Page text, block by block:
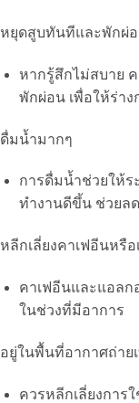
หยุดสูบทันทีและพักผ่
หากรู้สึกไม่สบาย
พักผ่อน เพื่อให้ร่า
ดื่มน้ำมากๆ
การดื่มน้ำช่วยให้ร
ทำงานดีขึ้น ช่วยล
หลีกเลี่ยงคาเฟอีนหรื
คาเฟอีนและแอล
ในช่วงที่มีอาการ
อยู่ในพื้นที่อากาศถ่าย
ควรหลีกเลี่ยงการ